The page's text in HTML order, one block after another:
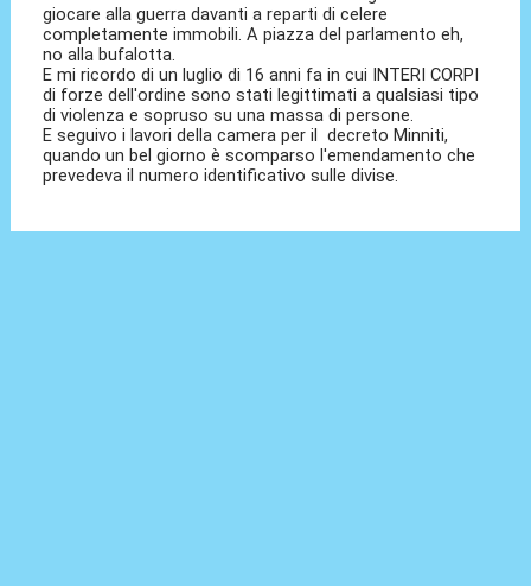
giocare alla guerra davanti a reparti di celere
completamente immobili. A piazza del parlamento eh,
no alla bufalotta.
E mi ricordo di un luglio di 16 anni fa in cui INTERI CORPI
di forze dell'ordine sono stati legittimati a qualsiasi tipo
di violenza e sopruso su una massa di persone.
E seguivo i lavori della camera per il decreto Minniti,
quando un bel giorno è scomparso l'emendamento che
prevedeva il numero identificativo sulle divise.